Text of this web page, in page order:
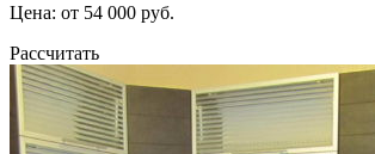
Цена: от 54 000 руб.
Рассчитать